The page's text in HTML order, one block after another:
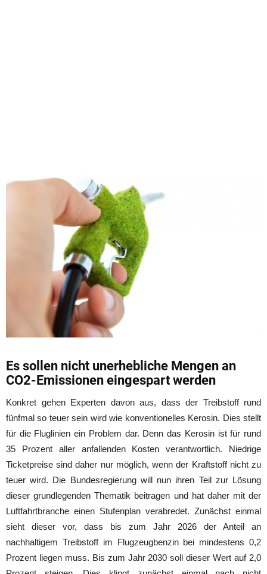
Es sollen nicht unerhebliche Mengen an
CO2-Emissionen eingespart werden
Konkret gehen Experten davon aus, dass der Treibstoff rund
fünfmal so teuer sein wird wie konventionelles Kerosin. Dies stellt
für die Fluglinien ein Problem dar. Denn das Kerosin ist für rund
35 Prozent aller anfallenden Kosten verantwortlich. Niedrige
Ticketpreise sind daher nur möglich, wenn der Kraftstoff nicht zu
teuer wird. Die Bundesregierung will nun ihren Teil zur Lösung
dieser grundlegenden Thematik beitragen und hat daher mit der
Luftfahrtbranche einen Stufenplan verabredet. Zunächst einmal
sieht dieser vor, dass bis zum Jahr 2026 der Anteil an
nachhaltigem Treibstoff im Flugzeugbenzin bei mindestens 0,2
Prozent liegen muss. Bis zum Jahr 2030 soll dieser Wert auf 2,0